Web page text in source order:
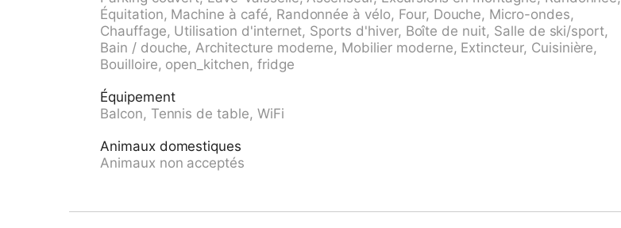
de ski. Piste de luge 500 m. Service de livraison disponible. Jolis sentiers de randonnée
au départ de la maison. Attention: les places de parking ou de garage doivent être
préalablement réservées auprès du responsable des clés: place de parking 5.00 CHF /
jour, place de parking couverte 8.00 CHF / jour, place de garage 16.00 CHF / jour. Salon
commun avec accès Internet (WiFi). Forfaits de ski disponibles à la réception.
Équitation, Machine à café, Randonnée à vélo, Four, Douche, Micro-ondes,
Chauffage, Utilisation d'internet, Sports d'hiver, Boîte de nuit, Salle de ski/sport,
Bain / douche, Architecture moderne, Mobilier moderne, Extincteur, Cuisinière,
Bouilloire, open_kitchen, fridge
Équipement
Balcon, Tennis de table, WiFi
Animaux domestiques
Animaux non acceptés